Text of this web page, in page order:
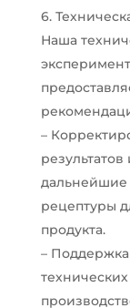
6.
Наша
–
дальнейшие
рецептуры
продукта.
–